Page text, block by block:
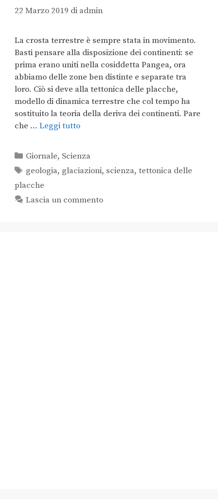
22 Marzo 2019 di admin
La crosta terrestre è sempre stata in movimento.
Basti pensare alla disposizione dei continenti: se
prima erano uniti nella cosiddetta Pangea, ora
abbiamo delle zone ben distinte e separate tra
loro. Ciò si deve alla tettonica delle placche,
modello di dinamica terrestre che col tempo ha
sostituito la teoria della deriva dei continenti. Pare
che … Leggi tutto
Giornale, Scienza
geologia, glaciazioni, scienza,tettonica delle
placche
Lascia un commento